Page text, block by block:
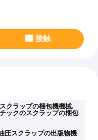
接触
クラップの梱包機機械,
ックのスクラップの梱包
圧スクラップの出版物機